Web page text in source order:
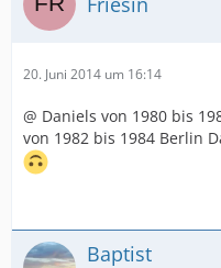
20. Juni 2014 um 16:14
@ Daniels von 1980 bis
von 1982 bis 1984 Berlin
Baptist